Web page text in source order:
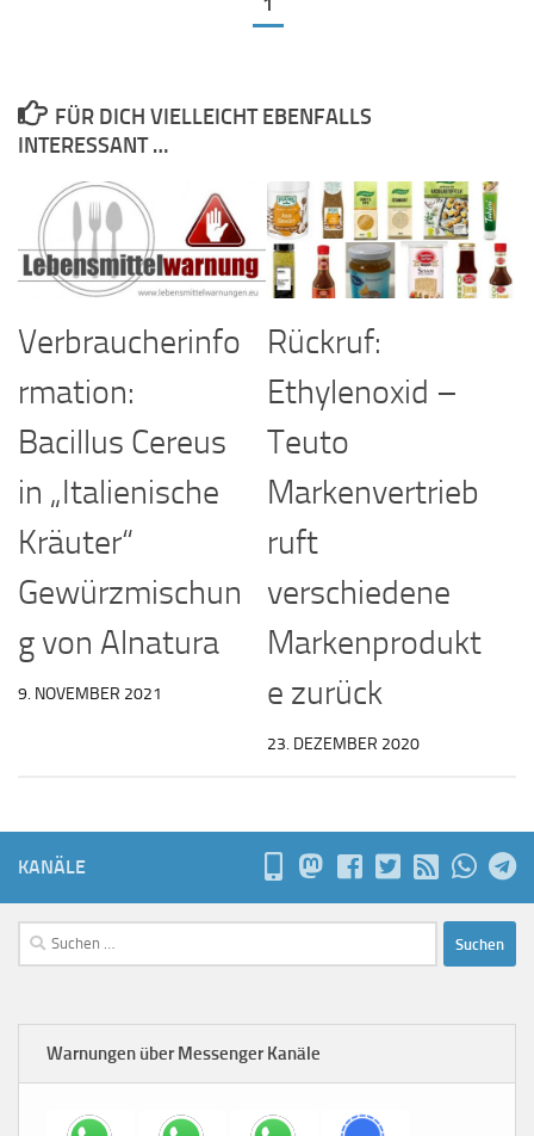
FÜR DICH VIELLEICHT EBENFALLS
INTERESSANT …
Verbraucherinfo
rmation:
Bacillus Cereus
in „Italienische
Kräuter“
Gewürzmischun
g von Alnatura
9. NOVEMBER 2021
Rückruf:
Ethylenoxid –
Teuto
Markenvertrieb
ruft
verschiedene
Markenprodukt
e zurück
23. DEZEMBER 2020
KANÄLE
Suchen
nach:
Warnungen über Messenger Kanäle